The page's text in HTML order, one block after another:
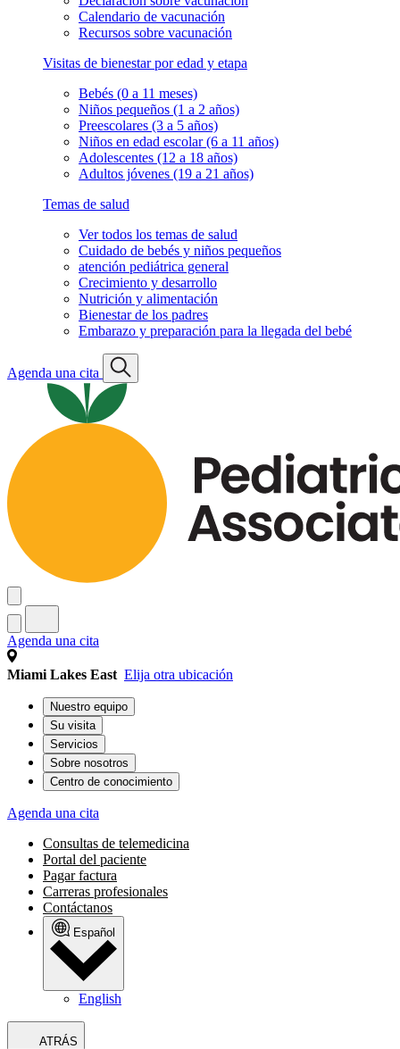
Calendario de vacunación
Recursos sobre vacunación
Visitas de bienestar por edad y etapa
Bebés (0 a 11 meses)
Niños pequeños (1 a 2 años)
Preescolares (3 a 5 años)
Niños en edad escolar (6 a 11 años)
Adolescentes (12 a 18 años)
Adultos jóvenes (19 a 21 años)
Temas de salud
Ver todos los temas de salud
Cuidado de bebés y niños pequeños
atención pediátrica general
Crecimiento y desarrollo
Nutrición y alimentación
Bienestar de los padres
Embarazo y preparación para la llegada del bebé
Agenda una cita
Agenda una cita
Miami Lakes East Elija otra ubicación
Nuestro equipo
Su visita
Servicios
Sobre nosotros
Centro de conocimiento
Agenda una cita
Consultas de telemedicina
Portal del paciente
Pagar factura
Carreras profesionales
Contáctanos
Español
English
ATRÁS